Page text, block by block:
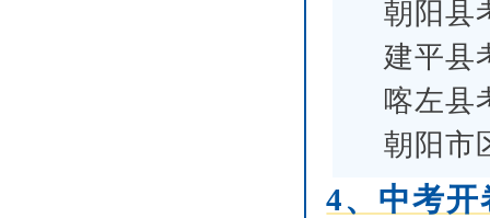
朝阳
建平县
喀左县
朝阳市
4、中考开